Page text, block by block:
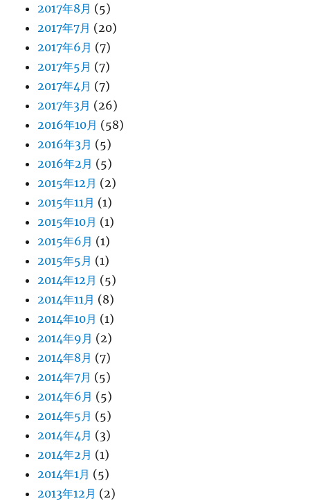
2017年8月 (5)
2017年7月 (20)
2017年6月 (7)
2017年5月 (7)
2017年4月 (7)
2017年3月 (26)
2016年10月 (58)
2016年3月 (5)
2016年2月 (5)
2015年12月 (2)
2015年11月 (1)
2015年10月 (1)
2015年6月 (1)
2015年5月 (1)
2014年12月 (5)
2014年11月 (8)
2014年10月 (1)
2014年9月 (2)
2014年8月 (7)
2014年7月 (5)
2014年6月 (5)
2014年5月 (5)
2014年4月 (3)
2014年2月 (1)
2014年1月 (5)
2013年12月 (2)